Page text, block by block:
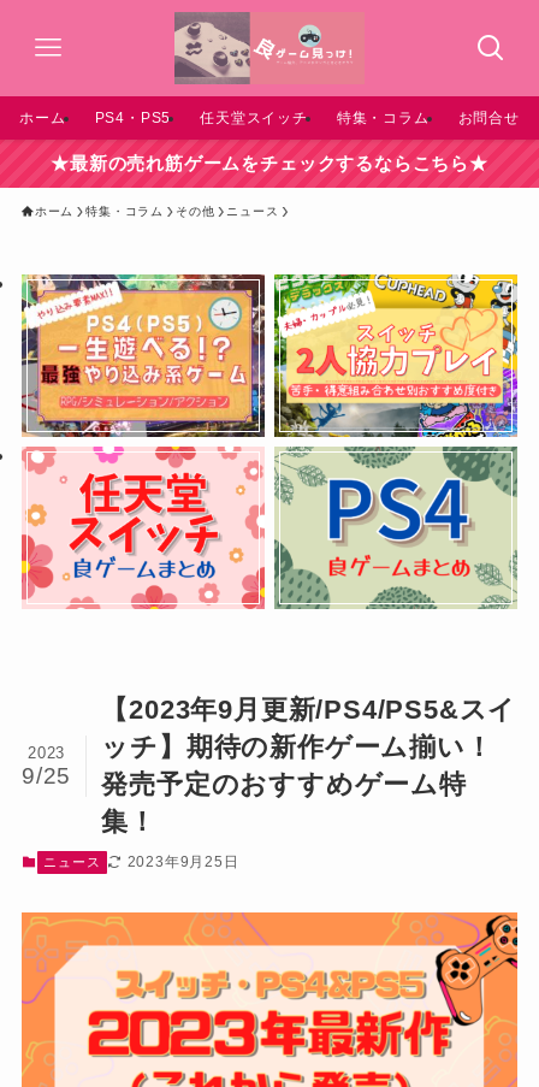
ホーム PS4・PS5 任天堂スイッチ 特集・コラム お問合せ
★最新の売れ筋ゲームをチェックするならこちら★
ホーム 特集・コラム その他 ニュース
【2023年9月更新/PS4/PS5&スイ
ッチ】期待の新作ゲーム揃い！
発売予定のおすすめゲーム特
集！
2023
9/25
ニュース 2023年9月25日